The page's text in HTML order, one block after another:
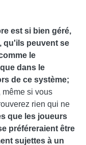
est si bien géré,
qu'ils peuvent se
le
dans le
de ce système;
même si vous
rien qui ne
que les joueurs
préféreraient être
sujettes à un